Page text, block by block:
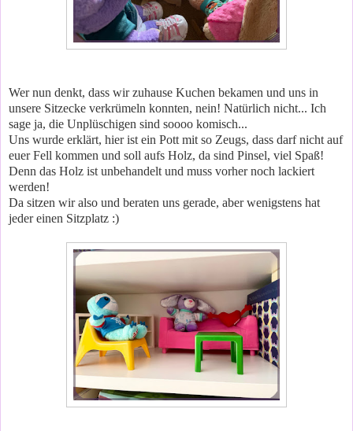
Wer nun denkt, dass wir zuhause Kuchen bekamen und uns in
unsere Sitzecke verkrümeln konnten, nein! Natürlich nicht... Ich
sage ja, die Unplüschigen sind soooo komisch...
Uns wurde erklärt, hier ist ein Pott mit so Zeugs, dass darf nicht auf
euer Fell kommen und soll aufs Holz, da sind Pinsel, viel Spaß!
Denn das Holz ist unbehandelt und muss vorher noch lackiert
werden!
Da sitzen wir also und beraten uns gerade, aber wenigstens hat
jeder einen Sitzplatz :)